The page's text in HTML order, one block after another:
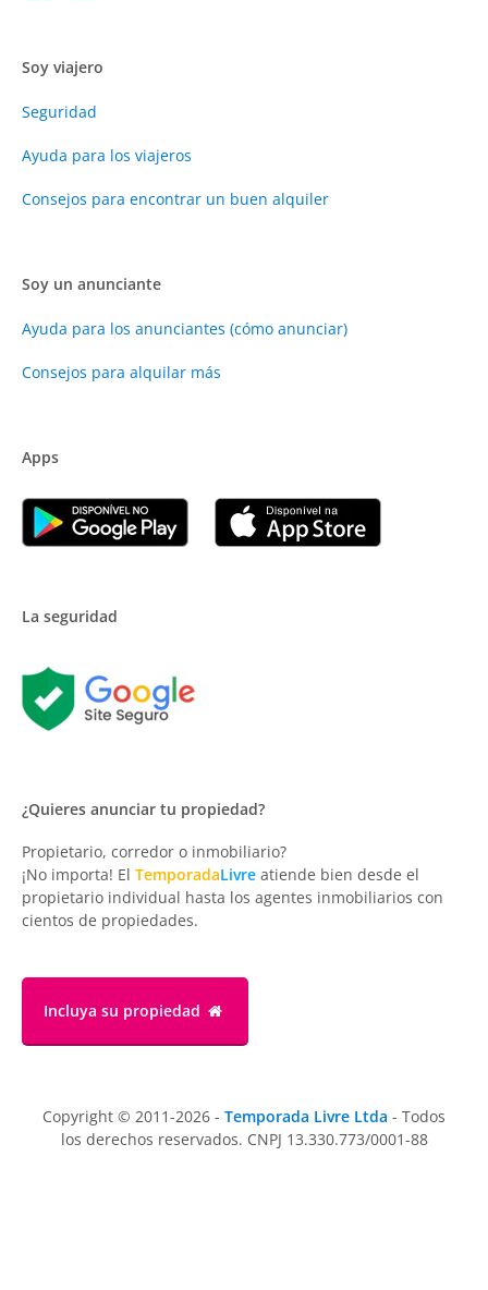
Soy viajero
Seguridad
Ayuda para los viajeros
Consejos para encontrar un buen alquiler
Soy un anunciante
Ayuda para los anunciantes (cómo anunciar)
Consejos para alquilar más
Apps
La seguridad
¿Quieres anunciar tu propiedad?
Propietario, corredor o inmobiliario?
¡No importa! El TemporadaLivre atiende bien desde el
propietario individual hasta los agentes inmobiliarios con
cientos de propiedades.
Incluya su propiedad
Copyright © 2011-2026 - Temporada Livre Ltda - Todos
los derechos reservados. CNPJ 13.330.773/0001-88